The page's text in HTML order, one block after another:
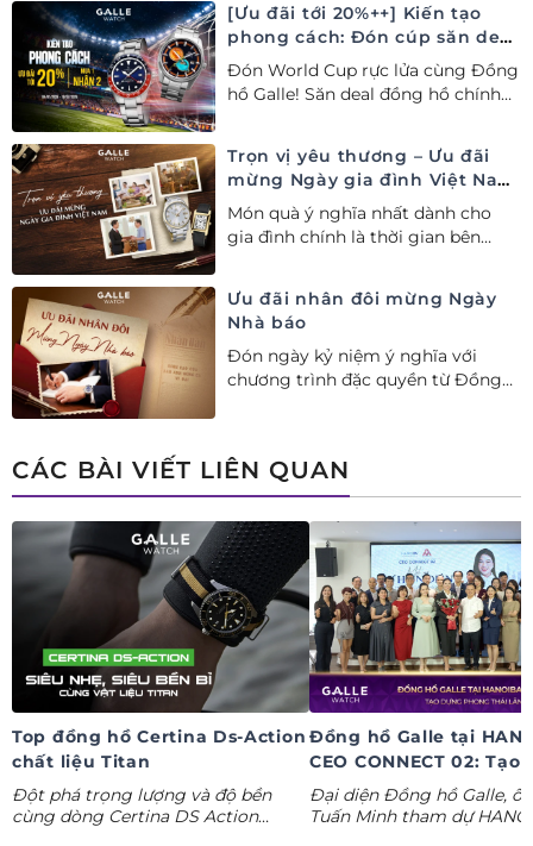
[Ưu đãi tới 20%++] Kiến tạo
phong cách: Đón cúp săn deal
– Siêu ưu đãi đồng hành cùng
World Cup
Đón World Cup rực lửa cùng Đồng
hồ Galle! Săn deal đồng hồ chính
Trọn vị yêu thương – Ưu đãi
mừng Ngày gia đình Việt Nam
28/06
Món quà ý nghĩa nhất dành cho
gia đình chính là thời gian bên
Gia đình Việt Nam.
Ưu đãi nhân đôi mừng Ngày
Nhà báo
Đón ngày kỷ niệm ý nghĩa với
chương trình đặc quyền từ Đồng
CÁC BÀI VIẾT LIÊN QUAN
Top đồng hồ Certina Ds-Action
chất liệu Titan
Đột phá trọng lượng và độ bền
cùng dòng Certina DS Action
Đồng hồ Galle tại
CEO CONNECT 02: Tạo
phong thái lãnh đạo kỷ
nguyên AI
Đại diện Đồng hồ Galle,
Tuấn Minh tham dự